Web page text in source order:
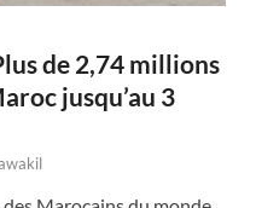
de 2,74 millions
jusqu’au 3